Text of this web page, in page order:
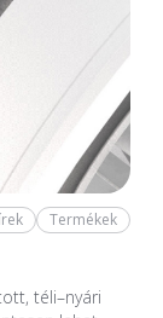
Termékek
téli–nyári